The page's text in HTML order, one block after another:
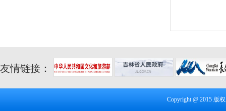
友情链接：
Copyright @ 2015 版